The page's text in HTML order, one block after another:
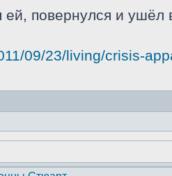
повернулся и ушёл
09/23/living/crisis-